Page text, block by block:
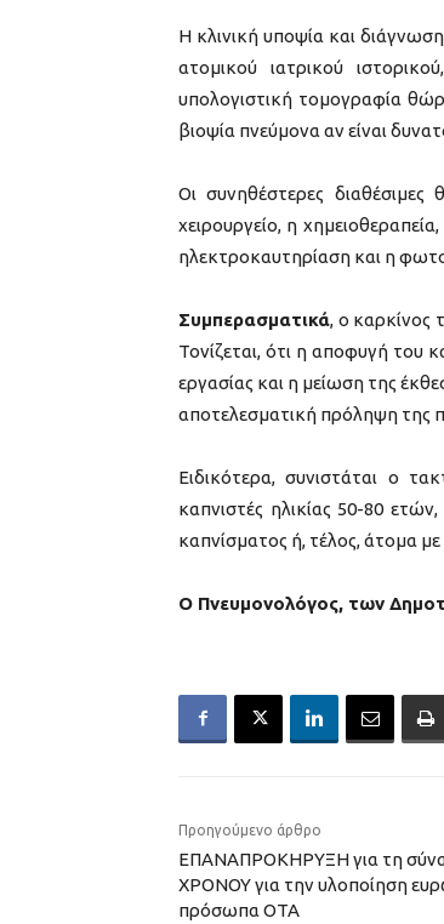
Η κλινική υποψία και
ατομικού ιατρικού
υπολογιστική τομογραφία
βιοψία πνεύμονα αν είναι
Οι συνηθέστερες διαθέσιμες
χειρουργείο, η
ηλεκτροκαυτηρίαση και η
Συμπερασματικά, ο καρκίνος
Τονίζεται, ότι η αποφυγή του
εργασίας και η μείωση της
αποτελεσματική πρόληψη της
Ειδικότερα, συνιστάται ο
καπνιστές ηλικίας 50-80
καπνίσματος ή, τέλος, άτομα
Ο Πνευμονολόγος, των
Προηγούμενο άρθρο
ΕΠΑΝΑΠΡΟΚΗΡΥΞΗ για τη
ΧΡΟΝΟΥ για την υλοποίηση
πρόσωπα ΟΤΑ